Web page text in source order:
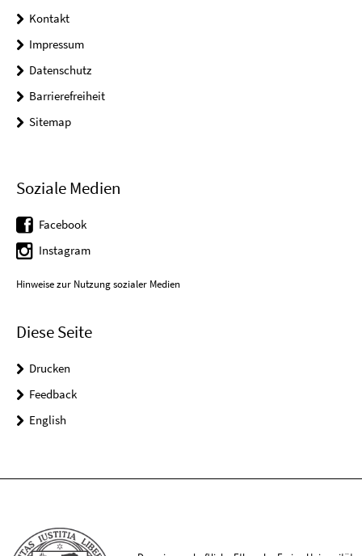
Kontakt
Impressum
Datenschutz
Barrierefreiheit
Sitemap
Soziale Medien
Facebook
Instagram
Hinweise zur Nutzung sozialer Medien
Diese Seite
Drucken
Feedback
English